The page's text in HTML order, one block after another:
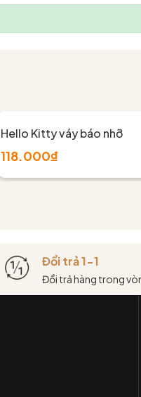
Hello Kitty váy báo nhỡ
118.000₫
Đổi trả 1-1
Đổi trả hàng trong